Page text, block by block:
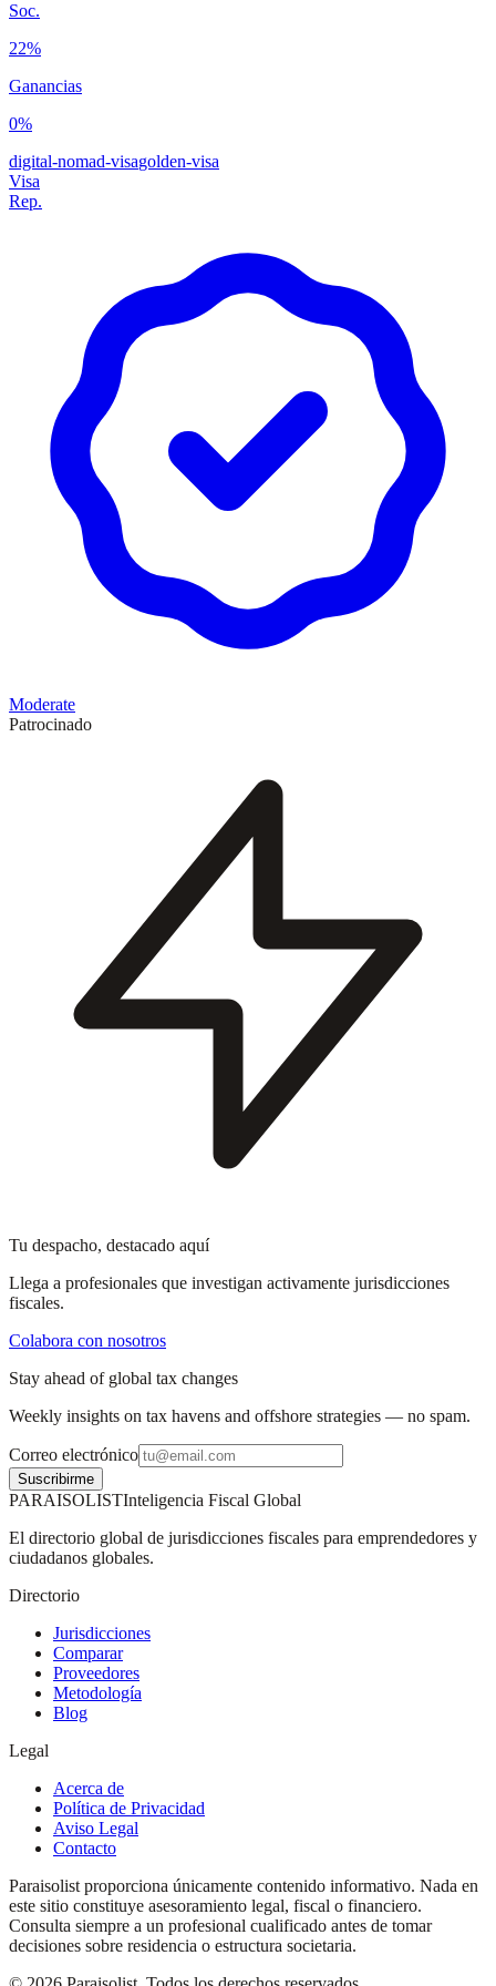
Soc.
22%
Ganancias
0%
digital-nomad-visagolden-visa
Visa
Rep.
Moderate
Patrocinado
Tu despacho, destacado aquí
Llega a profesionales que investigan activamente jurisdicciones
fiscales.
Colabora con nosotros
Stay ahead of global tax changes
Weekly insights on tax havens and offshore strategies — no spam.
Correo electrónico
Suscribirme
PARAISOLISTInteligencia Fiscal Global
El directorio global de jurisdicciones fiscales para emprendedores y
ciudadanos globales.
Directorio
Jurisdicciones
Comparar
Proveedores
Metodología
Blog
Legal
Acerca de
Política de Privacidad
Aviso Legal
Contacto
Paraisolist proporciona únicamente contenido informativo. Nada en
este sitio constituye asesoramiento legal, fiscal o financiero.
Consulta siempre a un profesional cualificado antes de tomar
decisiones sobre residencia o estructura societaria.